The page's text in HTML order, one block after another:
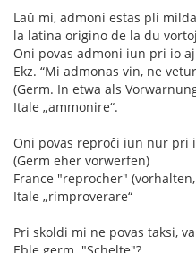
Laŭ mi, admoni estas pli
la latina origino de la du
Oni povas admoni iun pri io
Ekz. “Mi admonas vin, ne
(Germ. In etwa als
Itale „ammonire“.
Oni povas reproĉi iun nur pri
(Germ eher vorwerfen)
France "reprocher"
Itale „rimproverare“
Pri skoldi mi ne povas taksi,